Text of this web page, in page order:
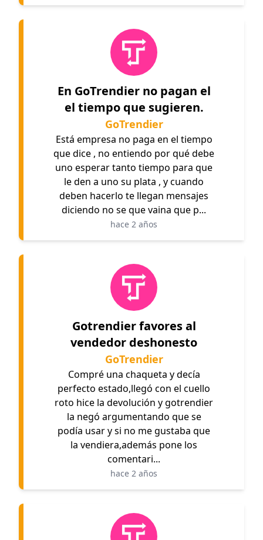
En GoTrendier no pagan el
el tiempo que sugieren.
GoTrendier
Está empresa no paga en el tiempo
que dice , no entiendo por qué debe
uno esperar tanto tiempo para que
le den a uno su plata , y cuando
deben hacerlo te llegan mensajes
diciendo no se que vaina que p...
hace 2 años
Gotrendier favores al
vendedor deshonesto
GoTrendier
Compré una chaqueta y decía
perfecto estado,llegó con el cuello
roto hice la devolución y gotrendier
la negó argumentando que se
podía usar y si no me gustaba que
la vendiera,además pone los
comentari...
hace 2 años